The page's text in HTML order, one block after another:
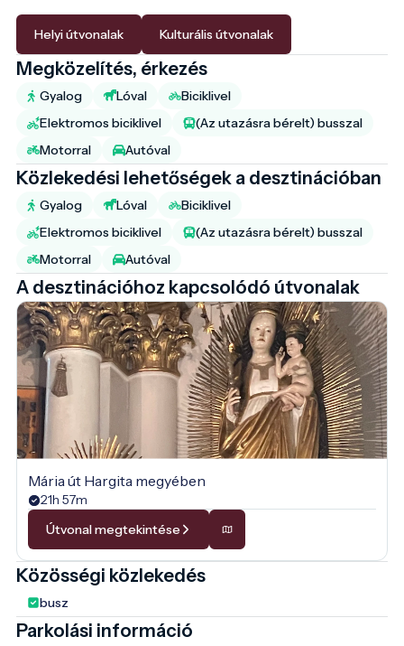
Helyi útvonalak Kulturális útvonalak
Megközelítés, érkezés
Gyalog Lóval
Biciklivel
Elektromos biciklivel
(Az utazásra bérelt) busszal
Motorral
Autóval
Közlekedési lehetőségek a desztinációban
Gyalog Lóval
Biciklivel
Elektromos biciklivel
(Az utazásra bérelt) busszal
Motorral
Autóval
A desztinációhoz kapcsolódó útvonalak
Mária út Hargita megyében
21h 57m
Útvonal megtekintése
Közösségi közlekedés
busz
Parkolási információ